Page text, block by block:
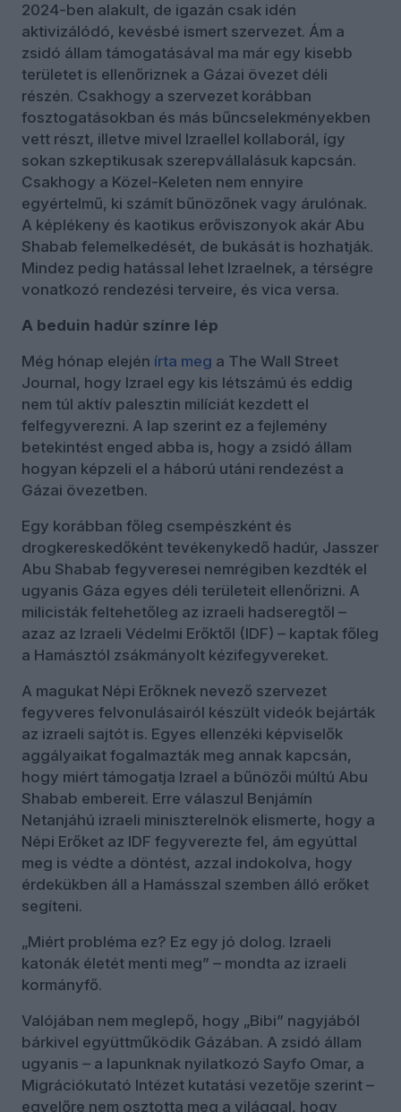
2024-ben alakult, de igazán csak idén
aktivizálódó, kevésbé ismert szervezet. Ám a
zsidó állam támogatásával ma már egy kisebb
területet is ellenőriznek a Gázai övezet déli
részén. Csakhogy a szervezet korábban
fosztogatásokban és más bűncselekményekben
vett részt, illetve mivel Izraellel kollaborál, így
sokan szkeptikusak szerepvállalásuk kapcsán.
Csakhogy a Közel-Keleten nem ennyire
egyértelmű, ki számít bűnözőnek vagy árulónak.
A képlékeny és kaotikus erőviszonyok akár Abu
Shabab felemelkedését, de bukását is hozhatják.
Mindez pedig hatással lehet Izraelnek, a térségre
vonatkozó rendezési terveire, és vica versa.
A beduin hadúr színre lép
Még hónap elején írta meg a The Wall Street
Journal, hogy Izrael egy kis létszámú és eddig
nem túl aktív palesztin milíciát kezdett el
felfegyverezni. A lap szerint ez a fejlemény
betekintést enged abba is, hogy a zsidó állam
hogyan képzeli el a háború utáni rendezést a
Gázai övezetben.
Egy korábban főleg csempészként és
drogkereskedőként tevékenykedő hadúr, Jasszer
Abu Shabab fegyveresei nemrégiben kezdték el
ugyanis Gáza egyes déli területeit ellenőrizni. A
milicisták feltehetőleg az izraeli hadseregtől –
azaz az Izraeli Védelmi Erőktől (IDF) – kaptak főleg
a Hamásztól zsákmányolt kézifegyvereket.
A magukat Népi Erőknek nevező szervezet
fegyveres felvonulásairól készült videók bejárták
az izraeli sajtót is. Egyes ellenzéki képviselők
aggályaikat fogalmazták meg annak kapcsán,
hogy miért támogatja Izrael a bűnözői múltú Abu
Shabab embereit. Erre válaszul Benjámín
Netanjáhú izraeli miniszterelnök elismerte, hogy a
Népi Erőket az IDF fegyverezte fel, ám egyúttal
meg is védte a döntést, azzal indokolva, hogy
érdekükben áll a Hamásszal szemben álló erőket
segíteni.
„Miért probléma ez? Ez egy jó dolog. Izraeli
katonák életét menti meg” – mondta az izraeli
kormányfő.
Valójában nem meglepő, hogy „Bibi” nagyjából
bárkivel együttműködik Gázában. A zsidó állam
ugyanis – a lapunknak nyilatkozó Sayfo Omar, a
Migrációkutató Intézet kutatási vezetője szerint –
egyelőre nem osztotta meg a világgal, hogy